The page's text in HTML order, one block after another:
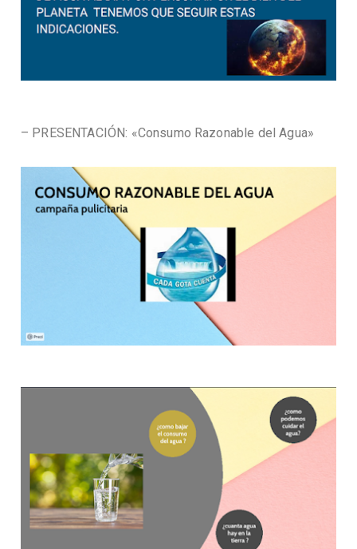
– PRESENTACIÓN: «Consumo Razonable del Agua»